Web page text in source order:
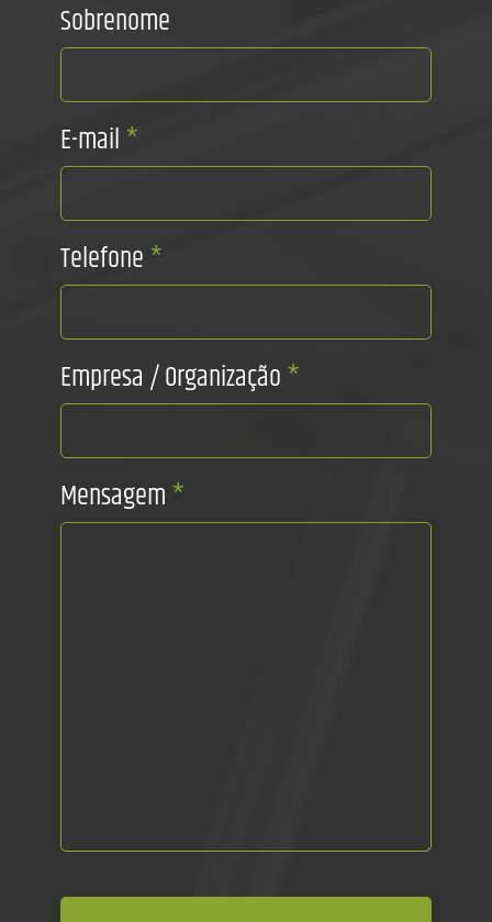
Sobrenome
E-mail*
Telefone*
Empresa / Organização*
Mensagem*